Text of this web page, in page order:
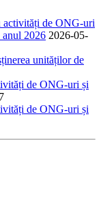
activități de ONG-uri
anul 2026 2026-05-
unităților de
de ONG-uri și
de ONG-uri și